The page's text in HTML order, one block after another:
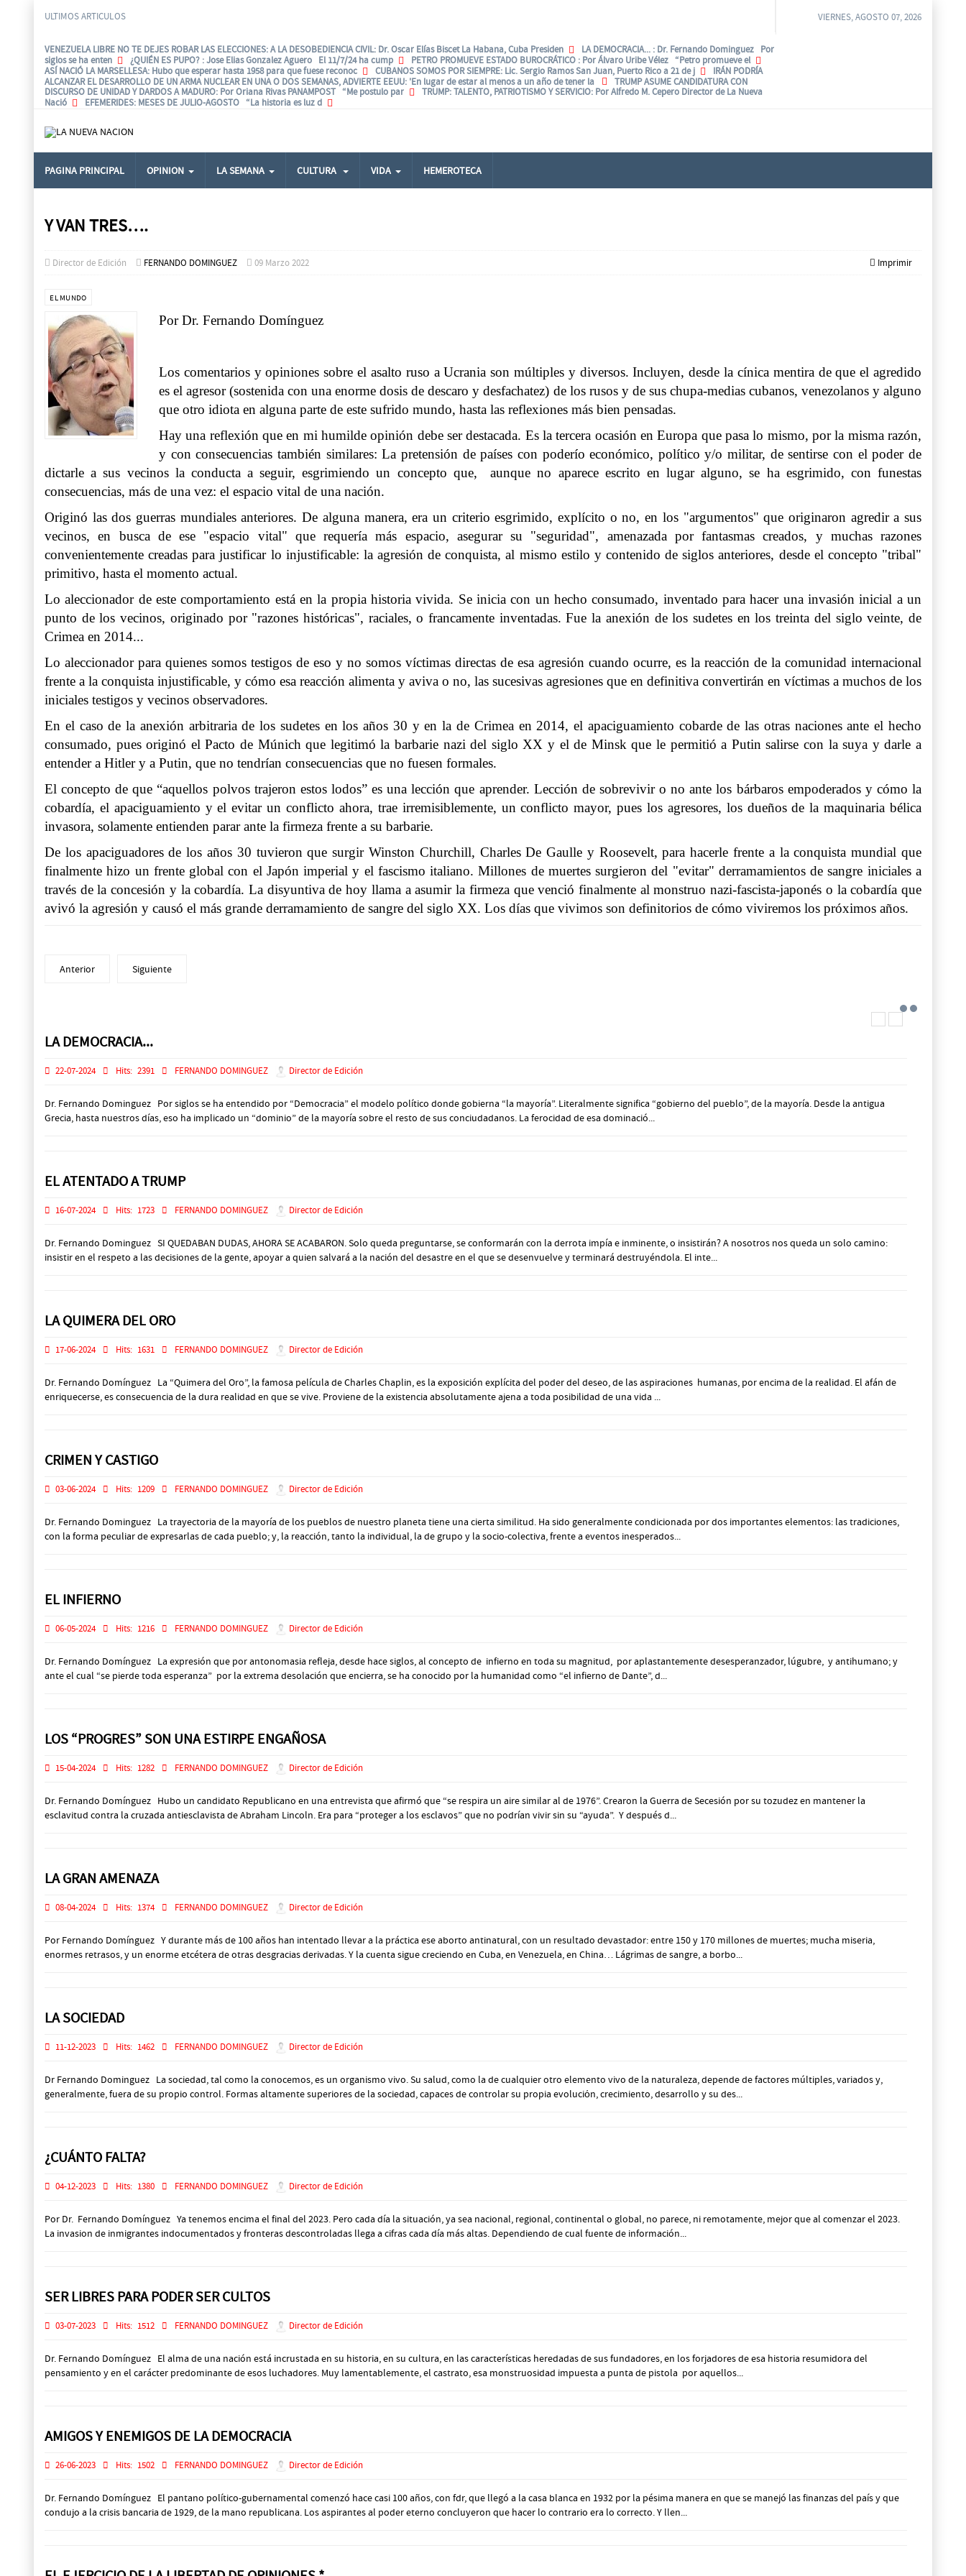
ULTIMOS ARTICULOS
VENEZUELA LIBRE NO TE DEJES ROBAR LAS ELECCIONES: A LA DESOBEDIENCIA CIVIL: Dr. Oscar Elías Biscet La Habana, Cuba Presiden LA DEMOCRACIA... : Dr. Fernando Dominguez Por
siglos se ha enten
¿QUIÉN ES PUPO? : Jose Elias Gonzalez Aguero El 11/7/24 ha cump PETRO PROMUEVE ESTADO BUROCRÁTICO : Por Álvaro Uribe Vélez “Petro promueve el
ASÍ NACIÓ LA MARSELLESA: Hubo que esperar hasta 1958 para que fuese reconoc CUBANOS SOMOS POR SIEMPRE: Lic. Sergio Ramos San Juan, Puerto Rico a 21 de j
IRÁN PODRÍA
ALCANZAR EL DESARROLLO DE UN ARMA NUCLEAR EN UNA O DOS SEMANAS, ADVIERTE EEUU: 'En lugar de estar al menos a un año de tener la
TRUMP ASUME CANDIDATURA CON
DISCURSO DE UNIDAD Y DARDOS A MADURO: Por Oriana Rivas PANAMPOST “Me postulo par TRUMP: TALENTO, PATRIOTISMO Y SERVICIO: Por Alfredo M. Cepero Director de La Nueva
Nació
EFEMERIDES: MESES DE JULIO-AGOSTO “La historia es luz d
VIERNES, AGOSTO 07, 2026
PAGINA PRINCIPAL OPINION LA SEMANA CULTURA VIDA HEMEROTECA
Y VAN TRES….
Imprimir
Director de Edición FERNANDO DOMINGUEZ 09 Marzo 2022
EL MUNDO
Por Dr. Fernando Domínguez
Los comentarios y opiniones sobre el asalto ruso a Ucrania son múltiples y diversos. Incluyen, desde la cínica mentira de que el agredido
es el agresor (sostenida con una enorme dosis de descaro y desfachatez) de los rusos y de sus chupa-medias cubanos, venezolanos y alguno
que otro idiota en alguna parte de este sufrido mundo, hasta las reflexiones más bien pensadas.
Hay una reflexión que en mi humilde opinión debe ser destacada. Es la tercera ocasión en Europa que pasa lo mismo, por la misma razón,
y con consecuencias también similares: La pretensión de países con poderío económico, político y/o militar, de sentirse con el poder de
dictarle a sus vecinos la conducta a seguir, esgrimiendo un concepto que, aunque no aparece escrito en lugar alguno, se ha esgrimido, con funestas
consecuencias, más de una vez: el espacio vital de una nación.
Originó las dos guerras mundiales anteriores. De alguna manera, era un criterio esgrimido, explícito o no, en los "argumentos" que originaron agredir a sus
vecinos, en busca de ese "espacio vital" que requería más espacio, asegurar su "seguridad", amenazada por fantasmas creados, y muchas razones
convenientemente creadas para justificar lo injustificable: la agresión de conquista, al mismo estilo y contenido de siglos anteriores, desde el concepto "tribal"
primitivo, hasta el momento actual.
Lo aleccionador de este comportamiento está en la propia historia vivida. Se inicia con un hecho consumado, inventado para hacer una invasión inicial a un
punto de los vecinos, originado por "razones históricas", raciales, o francamente inventadas. Fue la anexión de los sudetes en los treinta del siglo veinte, de
Crimea en 2014...
Lo aleccionador para quienes somos testigos de eso y no somos víctimas directas de esa agresión cuando ocurre, es la reacción de la comunidad internacional
frente a la conquista injustificable, y cómo esa reacción alimenta y aviva o no, las sucesivas agresiones que en definitiva convertirán en víctimas a muchos de los
iniciales testigos y vecinos observadores.
En el caso de la anexión arbitraria de los sudetes en los años 30 y en la de Crimea en 2014, el apaciguamiento cobarde de las otras naciones ante el hecho
consumado, pues originó el Pacto de Múnich que legitimó la barbarie nazi del siglo XX y el de Minsk que le permitió a Putin salirse con la suya y darle a
entender a Hitler y a Putin, que no tendrían consecuencias que no fuesen formales.
El concepto de que “aquellos polvos trajeron estos lodos” es una lección que aprender. Lección de sobrevivir o no ante los bárbaros empoderados y cómo la
cobardía, el apaciguamiento y el evitar un conflicto ahora, trae irremisiblemente, un conflicto mayor, pues los agresores, los dueños de la maquinaria bélica
invasora, solamente entienden parar ante la firmeza frente a su barbarie.
De los apaciguadores de los años 30 tuvieron que surgir Winston Churchill, Charles De Gaulle y Roosevelt, para hacerle frente a la conquista mundial que
finalmente hizo un frente global con el Japón imperial y el fascismo italiano. Millones de muertes surgieron del "evitar" derramamientos de sangre iniciales a
través de la concesión y la cobardía. La disyuntiva de hoy llama a asumir la firmeza que venció finalmente al monstruo nazi-fascista-japonés o la cobardía que
avivó la agresión y causó el más grande derramamiento de sangre del siglo XX. Los días que vivimos son definitorios de cómo viviremos los próximos años.
Anterior Siguiente
LA DEMOCRACIA...
22-07-2024 Hits: 2391 FERNANDO DOMINGUEZ Director de Edición
Dr. Fernando Dominguez Por siglos se ha entendido por “Democracia” el modelo político donde gobierna “la mayoría”. Literalmente significa “gobierno del pueblo”, de la mayoría. Desde la antigua
Grecia, hasta nuestros días, eso ha implicado un “dominio” de la mayoría sobre el resto de sus conciudadanos. La ferocidad de esa dominació...
EL ATENTADO A TRUMP
16-07-2024 Hits: 1723 FERNANDO DOMINGUEZ Director de Edición
Dr. Fernando Dominguez SI QUEDABAN DUDAS, AHORA SE ACABARON. Solo queda preguntarse, se conformarán con la derrota impía e inminente, o insistirán? A nosotros nos queda un solo camino:
insistir en el respeto a las decisiones de la gente, apoyar a quien salvará a la nación del desastre en el que se desenvuelve y terminará destruyéndola. El inte...
LA QUIMERA DEL ORO
17-06-2024 Hits: 1631 FERNANDO DOMINGUEZ Director de Edición
Dr. Fernando Domínguez La “Quimera del Oro”, la famosa película de Charles Chaplin, es la exposición explícita del poder del deseo, de las aspiraciones humanas, por encima de la realidad. El afán de
enriquecerse, es consecuencia de la dura realidad en que se vive. Proviene de la existencia absolutamente ajena a toda posibilidad de una vida ...
CRIMEN Y CASTIGO
03-06-2024 Hits: 1209 FERNANDO DOMINGUEZ Director de Edición
Dr. Fernando Dominguez La trayectoria de la mayoría de los pueblos de nuestro planeta tiene una cierta similitud. Ha sido generalmente condicionada por dos importantes elementos: las tradiciones,
con la forma peculiar de expresarlas de cada pueblo; y, la reacción, tanto la individual, la de grupo y la socio-colectiva, frente a eventos inesperados...
EL INFIERNO
06-05-2024 Hits: 1216 FERNANDO DOMINGUEZ Director de Edición
Dr. Fernando Domínguez La expresión que por antonomasia refleja, desde hace siglos, al concepto de infierno en toda su magnitud, por aplastantemente desesperanzador, lúgubre, y antihumano; y
ante el cual “se pierde toda esperanza” por la extrema desolación que encierra, se ha conocido por la humanidad como “el infierno de Dante”, d...
LOS “PROGRES” SON UNA ESTIRPE ENGAÑOSA
15-04-2024 Hits: 1282 FERNANDO DOMINGUEZ Director de Edición
Dr. Fernando Domínguez Hubo un candidato Republicano en una entrevista que afirmó que “se respira un aire similar al de 1976”. Crearon la Guerra de Secesión por su tozudez en mantener la
esclavitud contra la cruzada antiesclavista de Abraham Lincoln. Era para “proteger a los esclavos” que no podrían vivir sin su “ayuda”. Y después d...
LA GRAN AMENAZA
08-04-2024 Hits: 1374 FERNANDO DOMINGUEZ Director de Edición
Por Fernando Domínguez Y durante más de 100 años han intentado llevar a la práctica ese aborto antinatural, con un resultado devastador: entre 150 y 170 millones de muertes; mucha miseria,
enormes retrasos, y un enorme etcétera de otras desgracias derivadas. Y la cuenta sigue creciendo en Cuba, en Venezuela, en China… Lágrimas de sangre, a borbo...
LA SOCIEDAD
11-12-2023 Hits: 1462 FERNANDO DOMINGUEZ Director de Edición
Dr Fernando Dominguez La sociedad, tal como la conocemos, es un organismo vivo. Su salud, como la de cualquier otro elemento vivo de la naturaleza, depende de factores múltiples, variados y,
generalmente, fuera de su propio control. Formas altamente superiores de la sociedad, capaces de controlar su propia evoluciόn, crecimiento, desarrollo y su des...
¿CUÁNTO FALTA?
04-12-2023 Hits: 1380 FERNANDO DOMINGUEZ Director de Edición
Por Dr. Fernando Domínguez Ya tenemos encima el final del 2023. Pero cada día la situación, ya sea nacional, regional, continental o global, no parece, ni remotamente, mejor que al comenzar el 2023.
La invasion de inmigrantes indocumentados y fronteras descontroladas llega a cifras cada día más altas. Dependiendo de cual fuente de información...
SER LIBRES PARA PODER SER CULTOS
03-07-2023 Hits: 1512 FERNANDO DOMINGUEZ Director de Edición
Dr. Fernando Domínguez El alma de una nación está incrustada en su historia, en su cultura, en las características heredadas de sus fundadores, en los forjadores de esa historia resumidora del
pensamiento y en el carácter predominante de esos luchadores. Muy lamentablemente, el castrato, esa monstruosidad impuesta a punta de pistola por aquellos...
AMIGOS Y ENEMIGOS DE LA DEMOCRACIA
26-06-2023 Hits: 1502 FERNANDO DOMINGUEZ Director de Edición
Dr. Fernando Domínguez El pantano político-gubernamental comenzó hace casi 100 años, con fdr, que llegó a la casa blanca en 1932 por la pésima manera en que se manejó las finanzas del país y que
condujo a la crisis bancaria de 1929, de la mano republicana. Los aspirantes al poder eterno concluyeron que hacer lo contrario era lo correcto. Y llen...